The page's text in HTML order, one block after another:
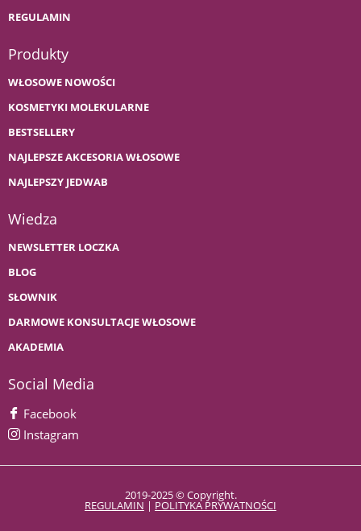
REGULAMIN
Produkty
WŁOSOWE NOWOŚCI
KOSMETYKI MOLEKULARNE
BESTSELLERY
NAJLEPSZE AKCESORIA WŁOSOWE
NAJLEPSZY JEDWAB
Wiedza
NEWSLETTER LOCZKA
BLOG
SŁOWNIK
DARMOWE KONSULTACJE WŁOSOWE
AKADEMIA
Social Media
Facebook
Instagram
2019-2025 © Copyright.
REGULAMIN | POLITYKA PRYWATNOŚCI